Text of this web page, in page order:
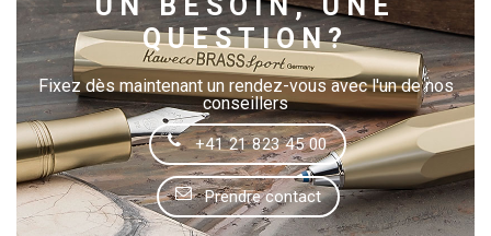
QUESTION?
Fixez dès maintenant un rendez-vous avec l'un de nos
conseillers
+41 21 823 45 00
Prendre contact